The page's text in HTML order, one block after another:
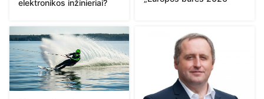
elektronikos inžinieriai?